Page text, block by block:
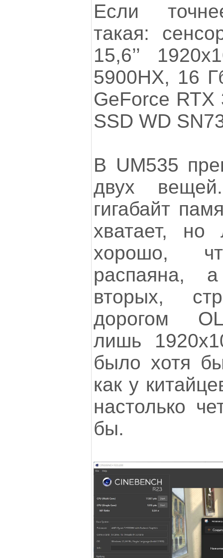
Если
такая:
15,6’’
5900HX, 16
GeForce
SSD WD
В UM535
двух
гигабайт
хватает, но
хорошо,
распаяна,
вторых,
дорогом
лишь
было хотя
как у
настолько
бы.